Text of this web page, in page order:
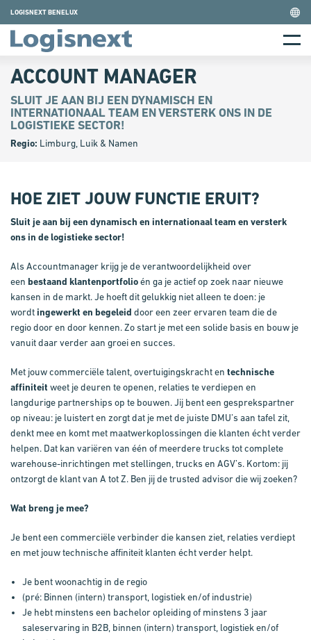
to
content
LOGISNEXT BENELUX
Menu
ACCOUNT MANAGER
SLUIT JE AAN BIJ EEN DYNAMISCH EN
INTERNATIONAAL TEAM EN VERSTERK ONS IN DE
LOGISTIEKE SECTOR!
Regio: Limburg, Luik & Namen
HOE ZIET JOUW FUNCTIE ERUIT?
Sluit je aan bij een dynamisch en internationaal team en versterk
ons in de logistieke sector!
Als Accountmanager krijg je de verantwoordelijkheid over
een bestaand klantenportfolioén ga je actief op zoek naar nieuwe
kansen in de markt. Je hoeft dit gelukkig niet alleen te doen: je
wordtingewerkt en begeleid door een zeer ervaren team die de
regio door en door kennen. Zo start je met een solide basis en bouw je
vanuit daar verder aan groei en succes.
Met jouw commerciële talent, overtuigingskracht en technische
affiniteit weet je deuren te openen, relaties te verdiepen en
langdurige partnerships op te bouwen. Jij bent een gesprekspartner
op niveau: je luistert en zorgt dat je metde juiste DMU’s aan tafel zit,
denkt mee en komt met maatwerkoplossingen die klanten écht verder
helpen. Dat kan variëren van één of meerdere trucks tot complete
warehouse-inrichtingen met stellingen, trucks en AGV’s. Kortom: jij
ontzorgt de klant van A tot Z. Ben jij de trusted advisor die wij zoeken?
Wat breng je mee?
Je bent een commerciële verbinder die kansen ziet, relaties verdiept
en met jouw technische affiniteit klanten écht verder helpt.
Je bent woonachtig in de regio
(pré: Binnen (intern) transport, logistiek en/of industrie)
Je hebt minstens een bachelor opleiding of minstens 3 jaar
saleservaring in B2B, binnen (intern) transport, logistiek en/of